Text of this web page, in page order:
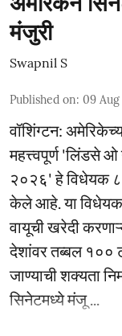
मंजुरी
Swapnil S
Published on: 09
वॉशिंग्टन:
महत्त्वपूर्ण 'लिंडसे
२०२६' हे विधेयक
केले आहे. या
वायूची खरेदी
देशांवर तब्बल १००
जाण्याची शक्यता
सिनेटमध्ये मंजू ...